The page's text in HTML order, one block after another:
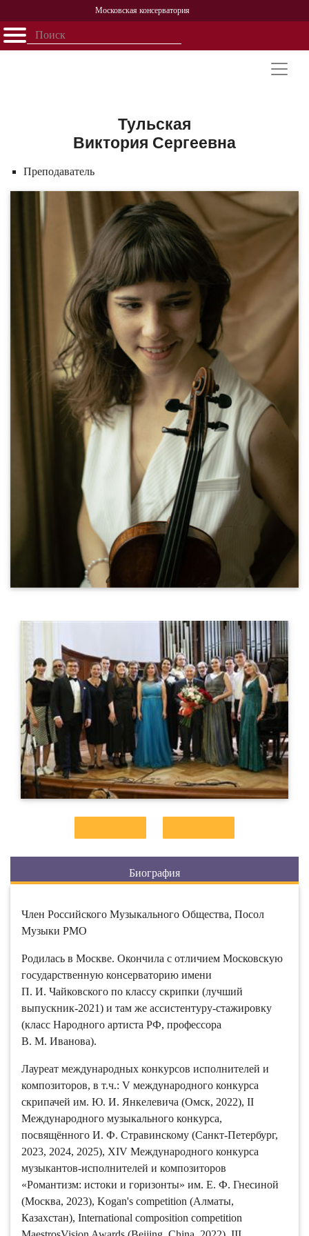
Московская консерватория
Открыть - закрыть
Персоналии
История
Тульская
Виктория Сергеевна
Преподаватель
Биография
Член Российского Музыкального Общества, Посол
Музыки РМО
Родилась в Москве. Окончила с отличием Московскую
государственную консерваторию имени
П. И. Чайковского по классу скрипки (лучший
выпускник-2021) и там же ассистентуру-стажировку
(класс Народного артиста РФ, профессора
В. М. Иванова).
Лауреат международных конкурсов исполнителей и
композиторов, в т.ч.: V международного конкурса
скрипачей им. Ю. И. Янкелевича (Омск, 2022), II
Международного музыкального конкурса,
посвящëнного И. Ф. Стравинскому (Санкт-Петербург,
2023, 2024, 2025), XIV Международного конкурса
музыкантов-исполнителей и композиторов
«Романтизм: истоки и горизонты» им. Е. Ф. Гнесиной
(Москва, 2023), Kogan's competition (Алматы,
Казахстан), International composition competition